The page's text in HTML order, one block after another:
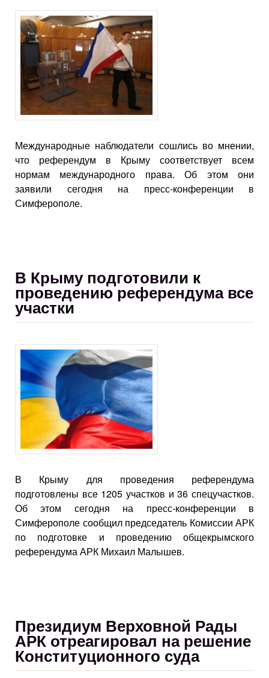
Международные наблюдатели сошлись во мнении,
что референдум в Крыму соответствует всем
нормам международного права. Об этом они
заявили сегодня на пресс-конференции в
Симферополе.
В Крыму подготовили к
проведению референдума все
участки
В Крыму для проведения референдума
подготовлены все 1205 участков и 36 спецучастков.
Об этом сегодня на пресс-конференции в
Симферополе сообщил председатель Комиссии АРК
по подготовке и проведению общекрымского
референдума АРК Михаил Малышев.
Президиум Верховной Рады
АРК отреагировал на решение
Конституционного суда